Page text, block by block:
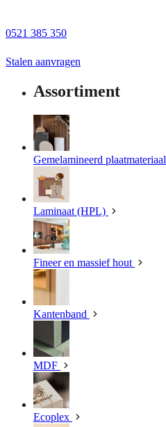
0521 385 350
Stalen aanvragen
Assortiment
Gemelamineerd plaatmateriaal
Laminaat (HPL)
Fineer en massief hout
Kantenband
MDF
Ecoplex